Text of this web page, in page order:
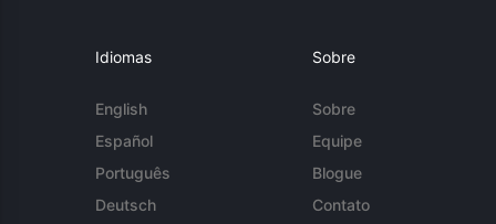
Idiomas
English
Español
Português
Deutsch
Sobre
Sobre
Equipe
Blogue
Contato